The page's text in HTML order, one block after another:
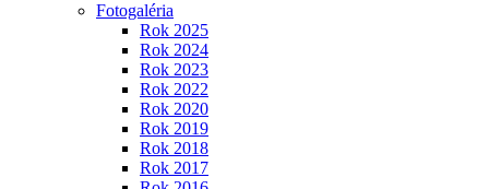
Fotogaléria
Rok 2025
Rok 2024
Rok 2023
Rok 2022
Rok 2020
Rok 2019
Rok 2018
Rok 2017